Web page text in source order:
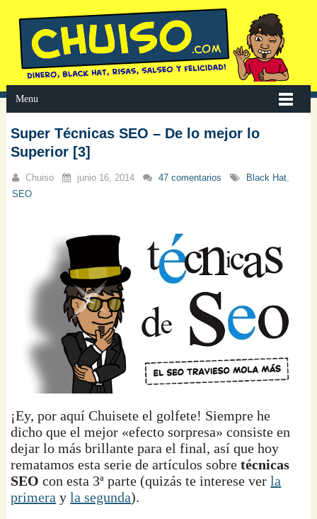
Menu
Super Técnicas SEO – De lo mejor lo
Superior [3]
Chuiso junio 16, 2014 47 comentarios Black Hat,
SEO
¡Ey, por aquí Chuisete el golfete! Siempre he
dicho que el mejor «efecto sorpresa» consiste en
dejar lo más brillante para el final, así que hoy
rematamos esta serie de artículos sobretécnicas
SEO con esta 3ª parte (quizás te interese verla
primera yla segunda).